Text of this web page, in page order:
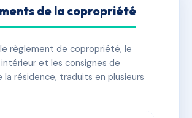
🏠 12 lots 🏗 1 bâtiment(s)
Syndic Digital
de la copropriété
règlement de copropriété, le
et les consignes de
la résidence, traduits en plusieurs